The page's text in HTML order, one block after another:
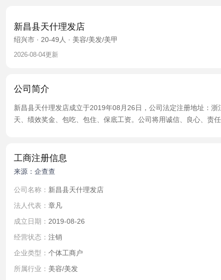
新昌县天什理发店
绍兴市 · 20-49人 · 美容/美发/美甲
2026-08-04更新
公司简介
新昌县天什理发店成立于2019年08月26日，公司法定注册地址：
天、绩效奖金、包吃、包住、保底工资。公司将用诚信、良心、责
工商注册信息
来源：企查查
公司名称： 新昌县天什理发店
法人代表： 章凡
成立日期： 2019-08-26
经营状态： 注销
企业类型： 个体工商户
所属行业： 美容/美发